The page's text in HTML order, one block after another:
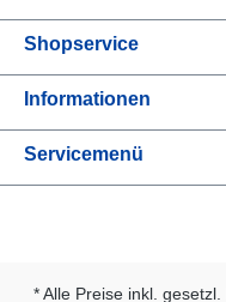
Shopservice
Informationen
Servicemenü
* Alle Preise inkl.